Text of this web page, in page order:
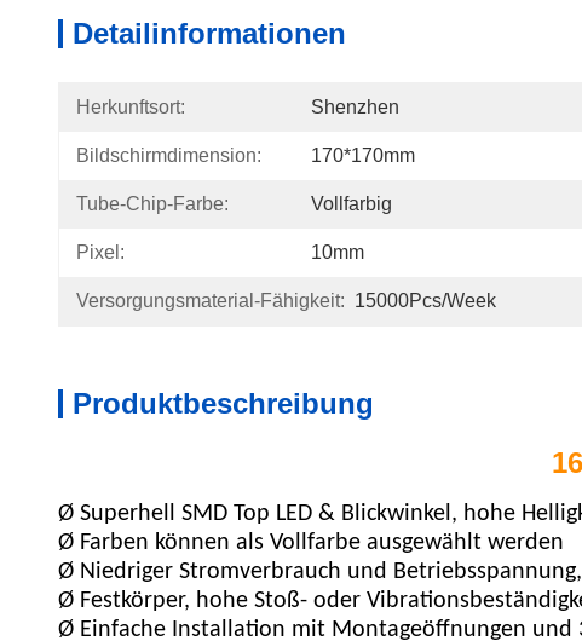
Detailinformationen
Herkunftsort: Shenzhen
Bildschirmdimension: 170*170mm
Tube-Chip-Farbe: Vollfarbig
Pixel: 10mm
Versorgungsmaterial-Fähigkeit: 15000Pcs/week
Produktbeschreibung
Ø Superhell SMD Top LED & Blickwinkel, hohe
Ø Farben können als Vollfarbe ausgewählt werden
Ø Niedriger Stromverbrauch und
Ø Festkörper, hohe Stoß- oder
Ø Einfache Installation mit Montageöffnungen und